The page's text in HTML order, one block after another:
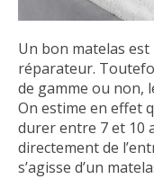
Un bon matelas est
réparateur.
de gamme ou non,
On estime en effet
durer entre 7 et 10
directement de
s’agisse d’un